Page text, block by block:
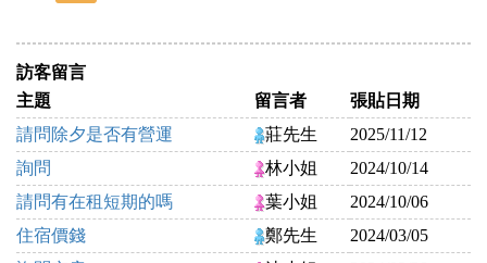
訪客留言
主題
留言者
張貼日期
請問除夕是否有營運
莊先生
2025/11/12
詢問
林小姐
2024/10/14
請問有在租短期的嗎
葉小姐
2024/10/06
住宿價錢
鄭先生
2024/03/05